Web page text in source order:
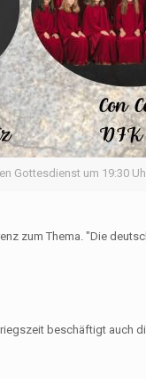
Gottesdienst um 19:30
zum Thema. "Die
beschäftigt auch